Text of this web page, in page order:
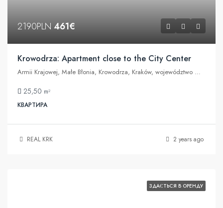
2190PLN 461€
Krowodrza: Apartment close to the City Center
Armii Krajowej, Małe Błonia, Krowodrza, Kraków, województwo małopolskie, 30-070, Polska
25,50 m²
КВАРТИРА
REAL KRK 2 years ago
ЗДАЄТЬСЯ В ОРЕНДУ